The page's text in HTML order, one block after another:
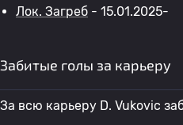
Лок. Загреб - 15.01.2025-
Забитые голы за карьеру
За всю карьеру D. Vukovic